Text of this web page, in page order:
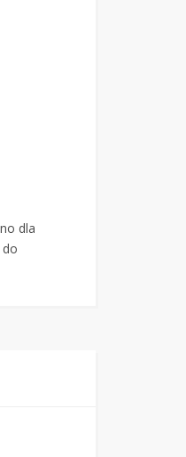
dla